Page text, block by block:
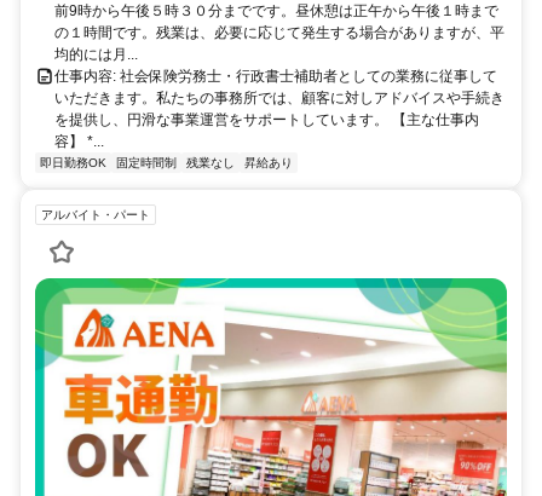
前9時から午後５時３０分までです。昼休憩は正午から午後１時まで
の１時間です。残業は、必要に応じて発生する場合がありますが、平
均的には月...
仕事内容: 社会保険労務士・行政書士補助者としての業務に従事して
いただきます。私たちの事務所では、顧客に対しアドバイスや手続き
を提供し、円滑な事業運営をサポートしています。 【主な仕事内
容】 *...
即日勤務OK 固定時間制 残業なし 昇給あり
アルバイト・パート